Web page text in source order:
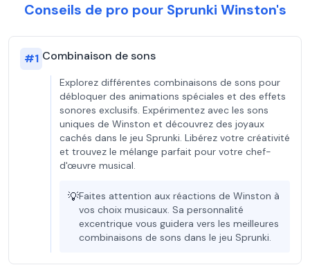
Conseils de pro pour Sprunki Winston's
#1 Combinaison de sons
Explorez différentes combinaisons de sons pour
débloquer des animations spéciales et des effets
sonores exclusifs. Expérimentez avec les sons
uniques de Winston et découvrez des joyaux
cachés dans le jeu Sprunki. Libérez votre créativité
et trouvez le mélange parfait pour votre chef-
d'œuvre musical.
💡Faites attention aux réactions de Winston à
vos choix musicaux. Sa personnalité
excentrique vous guidera vers les meilleures
combinaisons de sons dans le jeu Sprunki.